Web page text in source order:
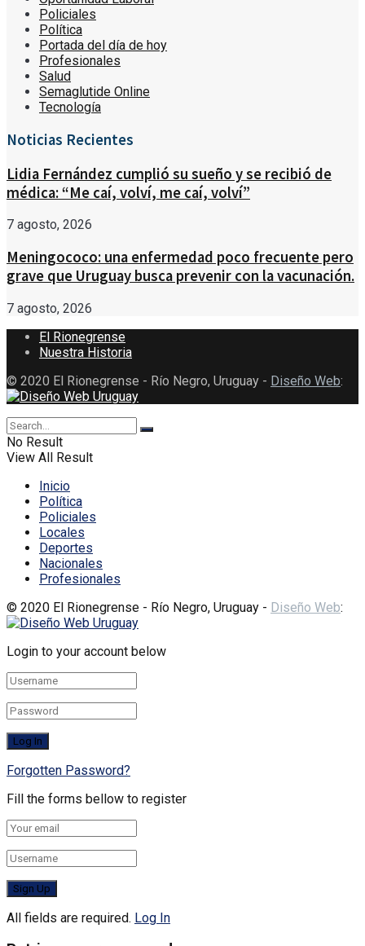
Policiales
Política
Portada del día de hoy
Profesionales
Salud
Semaglutide Online
Tecnología
Noticias Recientes
Lidia Fernández cumplió su sueño y se recibió de
médica: “Me caí, volví, me caí, volví”
7 agosto, 2026
Meningococo: una enfermedad poco frecuente pero
grave que Uruguay busca prevenir con la vacunación.
7 agosto, 2026
El Rionegrense
Nuestra Historia
© 2020 El Rionegrense - Río Negro, Uruguay - Diseño Web:
No Result
View All Result
Inicio
Política
Policiales
Locales
Deportes
Nacionales
Profesionales
© 2020 El Rionegrense - Río Negro, Uruguay - Diseño Web:
Login to your account below
Forgotten Password?
Fill the forms bellow to register
All fields are required. Log In